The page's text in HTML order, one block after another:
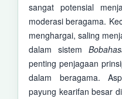
sangat potensial
moderasi beragama.
menghargai, saling
dalam sistem
penting penjagaan
dalam beragama.
payung kearifan besar